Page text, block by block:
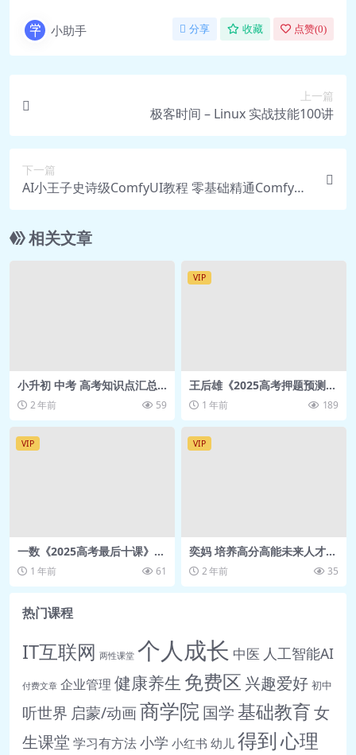
小助手 分享 收藏 点赞(0)
上一篇
极客时间 – Linux 实战技能100讲
下一篇
AI小王子史诗级ComfyUI教程 零基础精通ComfyUI
相关文章
小升初 中考 高考知识点汇总
【免费分享】
2 年前 59
VIP
王后雄《2025高考押题预测卷
·全国多版本》
1 年前 189
VIP
一数《2025高考最后十课》
(更各科第5讲+讲义)
1 年前 61
VIP
奕妈 培养高分高能未来人才的
家长必修课【9.54GB】
2 年前 35
热门课程
IT互联网 两性课堂 个人成长 中医 人工智能AI
付费文章 企业管理 健康养生 免费区 兴趣爱好 初中
听世界 启蒙/动画商学院国学 基础教育女
生课堂 学习有方法小学 小红书 幼儿 得到心理